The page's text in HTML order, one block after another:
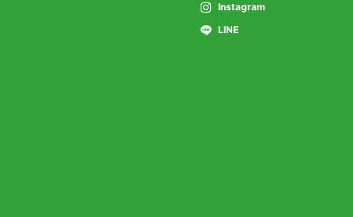
Instagram
LINE